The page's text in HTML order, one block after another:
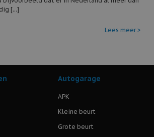
[...]
Lees meer >
Autogarage
APK
Kleine beurt
Grote beurt